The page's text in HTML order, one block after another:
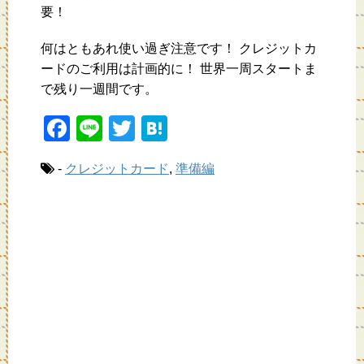
要！
何はともあれ使い過ぎ注意です！ クレジットカ
ードのご利用は計画的に！ 世界一周スタートま
で残り一週間です。
F
c
Li
e
T
tt
at
e
- クレジットカード, 準備編